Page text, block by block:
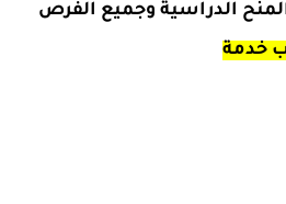
المنح الدراسية وجميع الفرص
خدمة